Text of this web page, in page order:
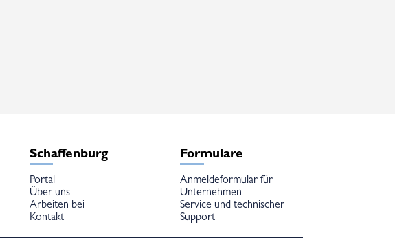
Schaffenburg
Portal
Über uns
Arbeiten bei
Kontakt
Formulare
Anmeldeformular für
Unternehmen
Service und technischer
Support